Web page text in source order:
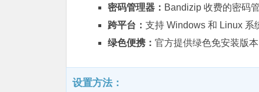
密码管理器： Bandizip 收费的密码
跨平台： 支持 Windows 和 Linux 系
绿色便携： 官方提供绿色免安装版本
设置方法：